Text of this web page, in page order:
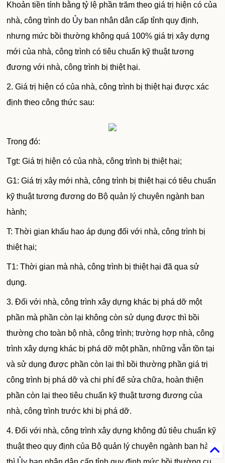
Khoản tiền tính bằng tỷ lệ phần trăm theo giá trị hiện có của
nhà, công trình do Ủy ban nhân dân cấp tỉnh quy định,
nhưng mức bồi thường không quá 100% giá trị xây dựng
mới của nhà, công trình có tiêu chuẩn kỹ thuật tương
đương với nhà, công trình bị thiệt hại.
2. Giá trị hiện có của nhà, công trình bị thiệt hại được xác
định theo công thức sau:
Trong đó:
Tgt: Giá trị hiện có của nhà, công trình bị thiệt hại;
G1: Giá trị xây mới nhà, công trình bị thiệt hại có tiêu chuẩn
kỹ thuật tương đương do Bộ quản lý chuyên ngành ban
hành;
T: Thời gian khấu hao áp dụng đối với nhà, công trình bị
thiệt hại;
T1: Thời gian mà nhà, công trình bị thiệt hại đã qua sử
dụng.
3. Đối với nhà, công trình xây dựng khác bị phá dỡ một
phần mà phần còn lại không còn sử dụng được thì bồi
thường cho toàn bộ nhà, công trình;trường hợp nhà, công
trình xây dựng khác bị phá dỡ một phần, những vẫn tồn tại
và sử dụng được phần còn lại thì bồi thường phần giá trị
công trình bị phá dỡ và chi phí để sửa chữa, hoàn thiện
phần còn lại theo tiêu chuẩn kỹ thuật tương đương của
nhà, công trình trước khi bị phá dỡ.
4. Đối với nhà, công trình xây dựng không đủ tiêu chuẩn kỹ
thuật theo quy định của Bộ quản lý chuyên ngành ban hành